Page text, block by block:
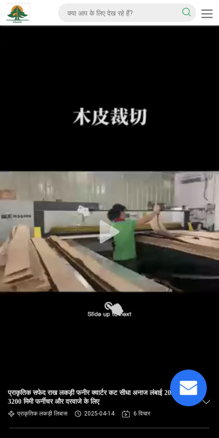
प्राकृतिक सफेद राख लकड़ी फनीर क्वार्टर कट सीधा अनाज लंबाई 2050-
3200 मिमी फर्नीचर और दरवाजे के लिए
प्राकृतिक लकड़ी लिबास 2025-04-14 6 विचार